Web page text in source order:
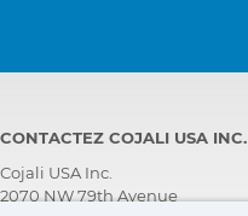
CONTACTEZ COJALI USA INC.
Cojali USA Inc.
2070 NW 79th Avenue